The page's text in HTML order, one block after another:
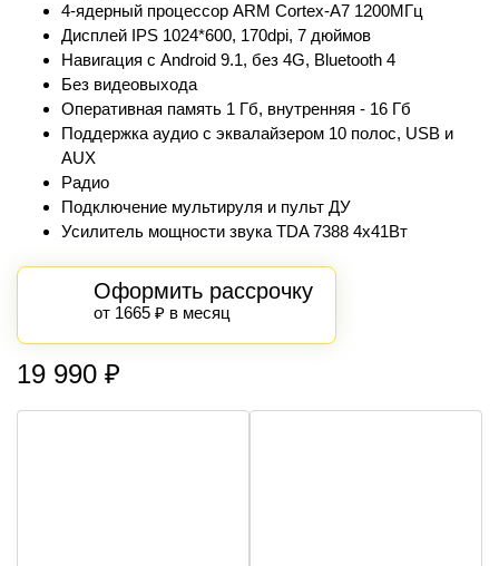
4-ядерный процессор ARM Cortex‑A7 1200МГц
Дисплей IPS 1024*600, 170dpi, 7 дюймов
Навигация с Android 9.1, без 4G, Bluetooth 4
Без видеовыхода
Оперативная память 1 Гб, внутренняя - 16 Гб
Поддержка аудио с эквалайзером 10 полос, USB и
AUX
Радио
Подключение мультируля и пульт ДУ
Усилитель мощности звука TDA 7388 4х41Вт
Оформить рассрочку
от 1665 ₽ в месяц
19 990 ₽